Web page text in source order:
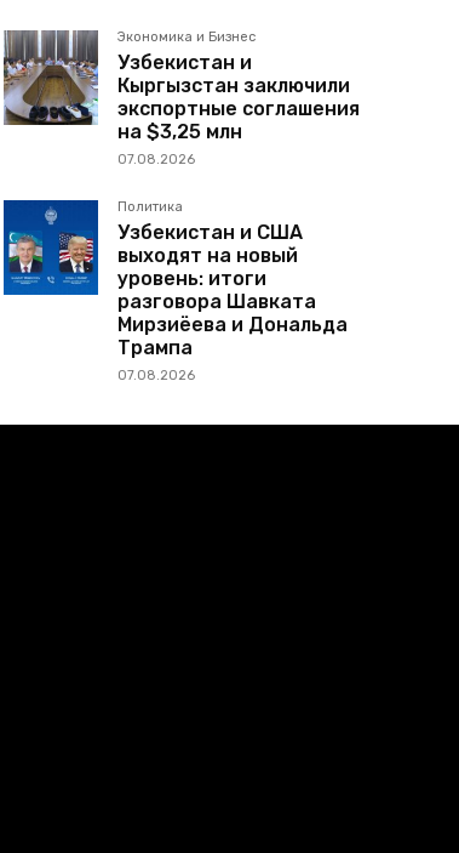
Экономика и Бизнес
Узбекистан и
Кыргызстан заключили
экспортные соглашения
на $3,25 млн
07.08.2026
Политика
Узбекистан и США
выходят на новый
уровень: итоги
разговора Шавката
Мирзиёева и Дональда
Трампа
07.08.2026